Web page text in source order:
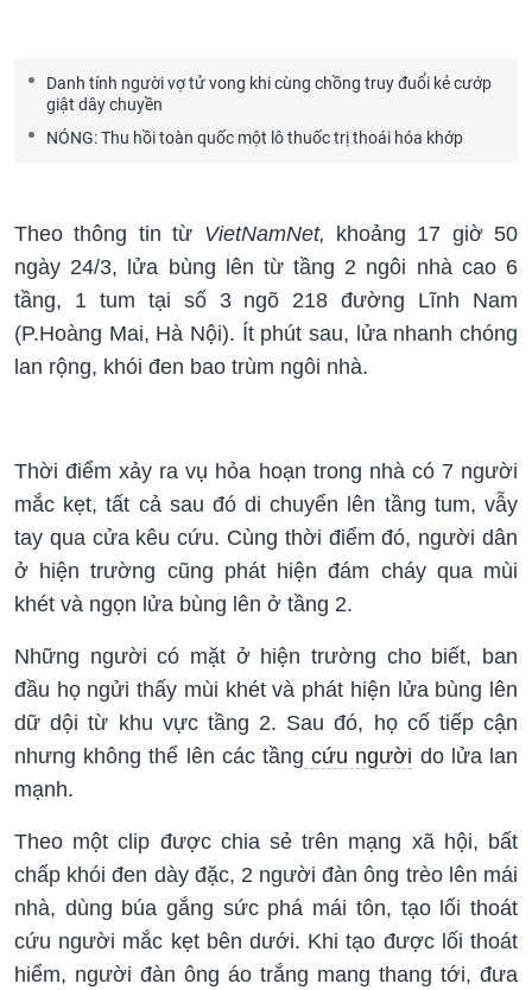
Danh tính người vợ tử vong khi cùng chồng truy đuổi kẻ cướp
giật dây chuyền
NÓNG: Thu hồi toàn quốc một lô thuốc trị thoái hóa khớp
Theo thông tin từ VietNamNet, khoảng 17 giờ 50
ngày 24/3, lửa bùng lên từ tầng 2 ngôi nhà cao 6
tầng, 1 tum tại số 3 ngõ 218 đường Lĩnh Nam
(P.Hoàng Mai, Hà Nội). Ít phút sau, lửa nhanh chóng
lan rộng, khói đen bao trùm ngôi nhà.
Thời điểm xảy ra vụ hỏa hoạn trong nhà có 7 người
mắc kẹt, tất cả sau đó di chuyển lên tầng tum, vẫy
tay qua cửa kêu cứu. Cùng thời điểm đó, người dân
ở hiện trường cũng phát hiện đám cháy qua mùi
khét và ngọn lửa bùng lên ở tầng 2.
Những người có mặt ở hiện trường cho biết, ban
đầu họ ngửi thấy mùi khét và phát hiện lửa bùng lên
dữ dội từ khu vực tầng 2. Sau đó, họ cố tiếp cận
nhưng không thể lên các tầng cứu người do lửa lan
mạnh.
Theo một clip được chia sẻ trên mạng xã hội, bất
chấp khói đen dày đặc, 2 người đàn ông trèo lên mái
nhà, dùng búa gắng sức phá mái tôn, tạo lối thoát
cứu người mắc kẹt bên dưới. Khi tạo được lối thoát
hiểm, người đàn ông áo trắng mang thang tới, đưa